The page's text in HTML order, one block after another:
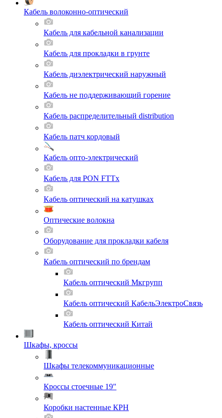
Кабель волоконно-оптический
Кабель для кабельной канализации
Кабель для прокладки в грунте
Кабель диэлектрический наружный
Кабель не поддерживающий горение
Кабель распределительный distribution
Кабель патч кордовый
Кабель опто-электрический
Кабель для PON FTTx
Кабель оптический на катушках
Оптические волокна
Оборудование для прокладки кабеля
Кабель оптический по брендам
Кабель оптический Мкгрупп
Кабель оптический КабельЭлектроСвязь
Кабель оптический Китай
Шкафы, кроссы
Шкафы телекоммуникационные
Кроссы стоечные 19"
Коробки настенные КРН